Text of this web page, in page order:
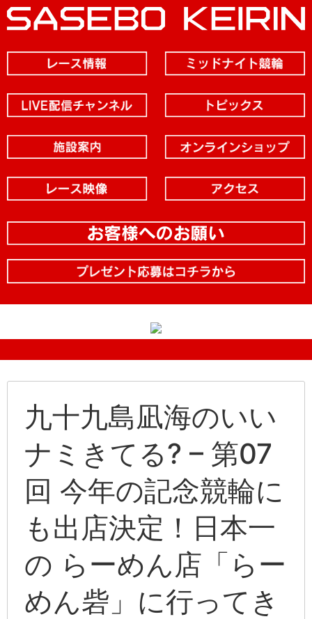
九十九島凪海のいい
ナミきてる? – 第07
回 今年の記念競輪に
も出店決定！日本一
の らーめん店「らー
めん砦」に行ってき